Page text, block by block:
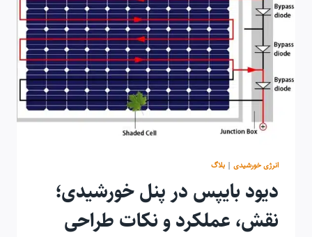
انرژی خورشیدی | بلاگ
دیود بایپس در پنل خورشیدی؛
نقش، عملکرد و نکات طراحی